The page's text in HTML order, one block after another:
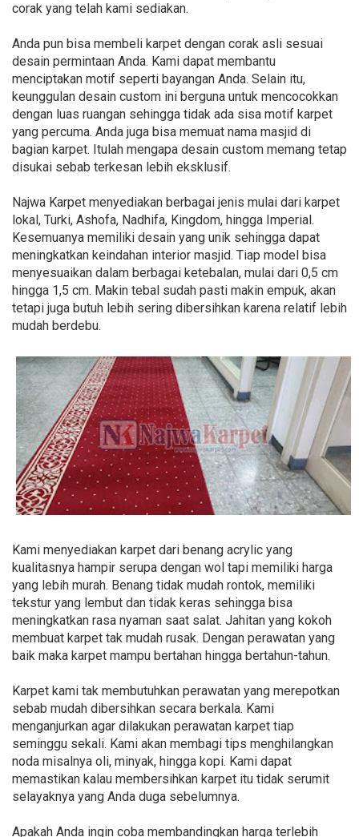
corak yang telah kami sediakan.
Anda pun bisa membeli karpet dengan corak asli sesuai
desain permintaan Anda. Kami dapat membantu
menciptakan motif seperti bayangan Anda. Selain itu,
keunggulan desain custom ini berguna untuk mencocokkan
dengan luas ruangan sehingga tidak ada sisa motif karpet
yang percuma. Anda juga bisa memuat nama masjid di
bagian karpet. Itulah mengapa desain custom memang tetap
disukai sebab terkesan lebih eksklusif.
Najwa Karpet menyediakan berbagai jenis mulai dari karpet
lokal, Turki, Ashofa, Nadhifa, Kingdom, hingga Imperial.
Kesemuanya memiliki desain yang unik sehingga dapat
meningkatkan keindahan interior masjid. Tiap model bisa
menyesuaikan dalam berbagai ketebalan, mulai dari 0,5 cm
hingga 1,5 cm. Makin tebal sudah pasti makin empuk, akan
tetapi juga butuh lebih sering dibersihkan karena relatif lebih
mudah berdebu.
Kami menyediakan karpet dari benang acrylic yang
kualitasnya hampir serupa dengan wol tapi memiliki harga
yang lebih murah. Benang tidak mudah rontok, memiliki
tekstur yang lembut dan tidak keras sehingga bisa
meningkatkan rasa nyaman saat salat. Jahitan yang kokoh
membuat karpet tak mudah rusak. Dengan perawatan yang
baik maka karpet mampu bertahan hingga bertahun-tahun.
Karpet kami tak membutuhkan perawatan yang merepotkan
sebab mudah dibersihkan secara berkala. Kami
menganjurkan agar dilakukan perawatan karpet tiap
seminggu sekali. Kami akan membagi tips menghilangkan
noda misalnya oli, minyak, hingga kopi. Kami dapat
memastikan kalau membersihkan karpet itu tidak serumit
selayaknya yang Anda duga sebelumnya.
Apakah Anda ingin coba membandingkan harga terlebih